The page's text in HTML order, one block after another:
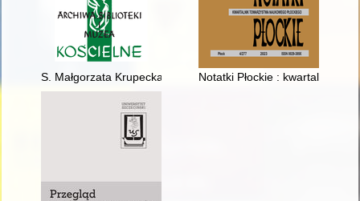
S. Małgorzata Krupecka USJK (1962-2023)Notatki Płockie : kwartalnik